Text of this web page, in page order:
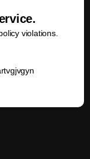
violations.